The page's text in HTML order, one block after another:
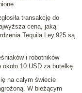
transakcję do
cena, jaką
Tequila Ley.925 są
i robotników
10 USD za butelkę.
na całym świecie
W bieżącym